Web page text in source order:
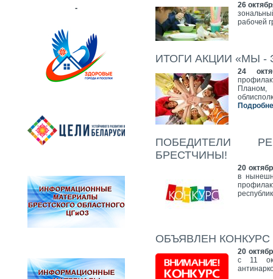
-
26
рабочей
ИТОГИ АКЦИИ «МЫ -
24
Планом,
ПОБЕДИТЕЛИ
БРЕСТЧИНЫ!
20
в
ОБЪЯВЛЕН
20
с 11